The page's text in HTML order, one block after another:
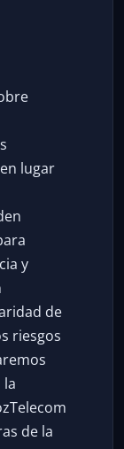
lugar
y
de
riesgos
la
de la